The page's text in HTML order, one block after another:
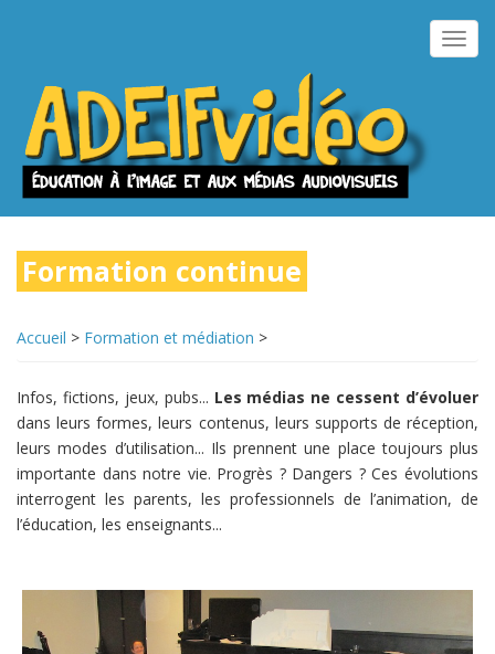
principal
Formation continue
Accueil > Formation et médiation >
Infos, fictions, jeux, pubs... Les médias ne cessent d’évoluer
dans leurs formes, leurs contenus, leurs supports de réception,
leurs modes d’utilisation... Ils prennent une place toujours plus
importante dans notre vie. Progrès ? Dangers ? Ces évolutions
interrogent les parents, les professionnels de l’animation, de
l’éducation, les enseignants...